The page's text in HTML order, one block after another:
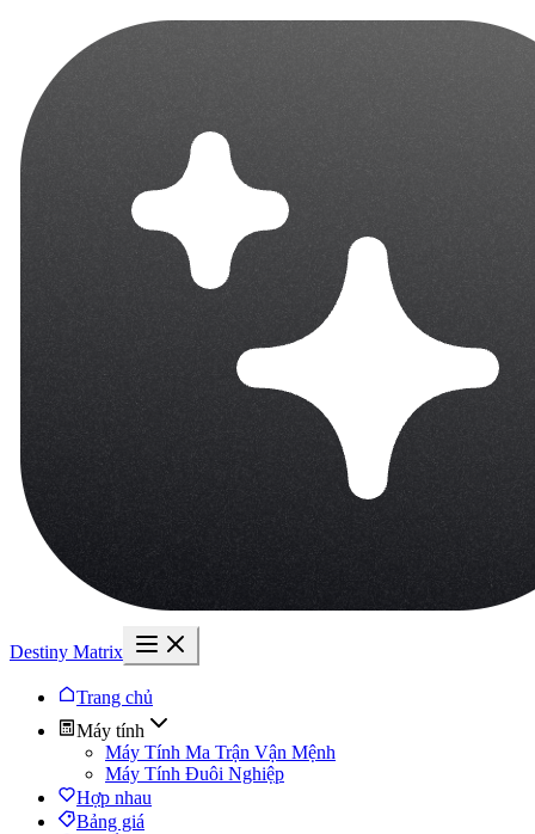
Destiny Matrix
Trang chủ
Máy tính
Máy Tính Ma Trận Vận Mệnh
Máy Tính Đuôi Nghiệp
Hợp nhau
Bảng giá